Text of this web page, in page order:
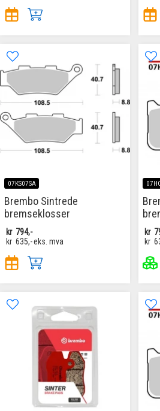
07KS07SA
Brembo Sintrede
bremseklosser
kr 794,-
kr 635,-eks. mva
kr
kr